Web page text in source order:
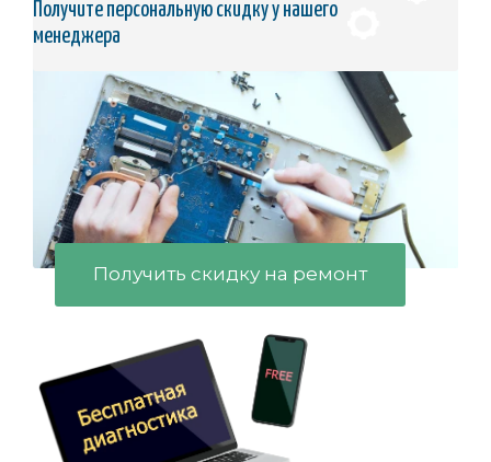
Получите персональную скидку у нашего
менеджера
Получить скидку на ремонт